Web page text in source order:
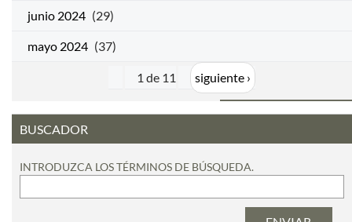
junio 2024 (29)
mayo 2024 (37)
1 de 11 siguiente ›
BUSCADOR
INTRODUZCA LOS TÉRMINOS DE BÚSQUEDA.